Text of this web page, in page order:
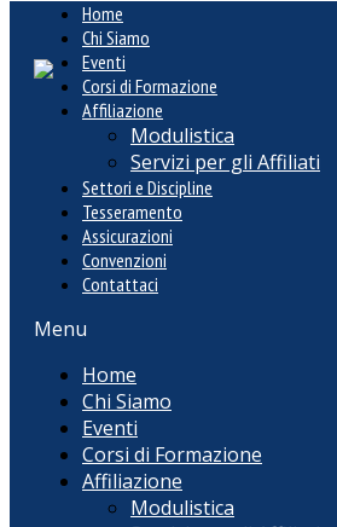
Home
Chi Siamo
Eventi
Corsi di Formazione
Affiliazione
Modulistica
Servizi per gli Affiliati
Settori e Discipline
Tesseramento
Assicurazioni
Convenzioni
Contattaci
Menu
Home
Chi Siamo
Eventi
Corsi di Formazione
Affiliazione
Modulistica